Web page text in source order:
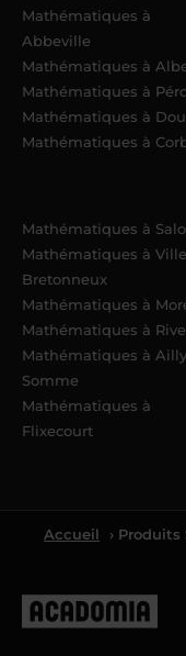
Mathématiques à
Abbeville
Mathématiques à
Mathématiques à
Mathématiques à
Mathématiques à
Mathématiques à
Mathématiques à
Bretonneux
Mathématiques à
Mathématiques à
Mathématiques à
Somme
Mathématiques à
Flixecourt
Accueil › Produits